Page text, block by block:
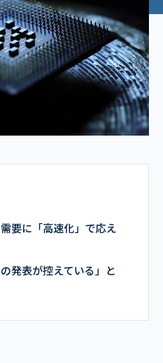
要に「高速化」で応え
発表が控えている」と